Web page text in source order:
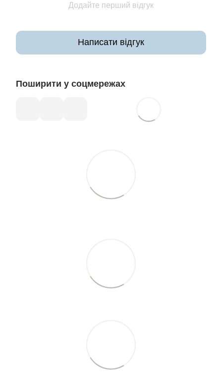
Додайте перший відгук
Написати відгук
Поширити у соцмережах